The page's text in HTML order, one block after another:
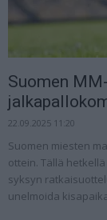
Suomen
22.09.2025 11:20
Suomen miesten
ottein. Tällä
syksyn
unelmoida